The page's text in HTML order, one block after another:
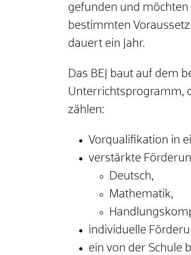
gefunden und möchten
bestimmten
dauert ein Jahr.
Das BEJ baut auf dem
Unterrichtsprogramm,
zählen:
Vorqualifikation in
verstärkte
Deutsch,
Mathematik,
individuelle
ein von der Schule